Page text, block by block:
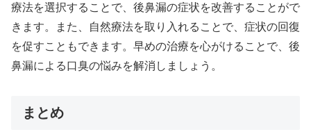
療法を選択することで、後鼻漏の症状を改善することがで
きます。また、自然療法を取り入れることで、症状の回復
を促すこともできます。早めの治療を心がけることで、後
鼻漏による口臭の悩みを解消しましょう。
まとめ